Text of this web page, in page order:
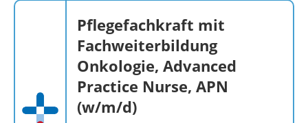
Pflegefachkraft mit
Fachweiterbildung
Onkologie, Advanced
Practice Nurse, APN
(w/m/d)